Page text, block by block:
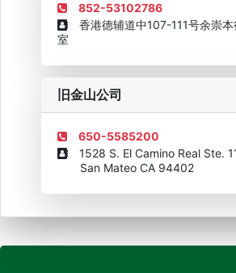
852-53102786
香港德辅道中107-111号余崇本
室
旧金山公司
650-5585200
1528 S. El Camino Real Ste.
San Mateo CA 94402